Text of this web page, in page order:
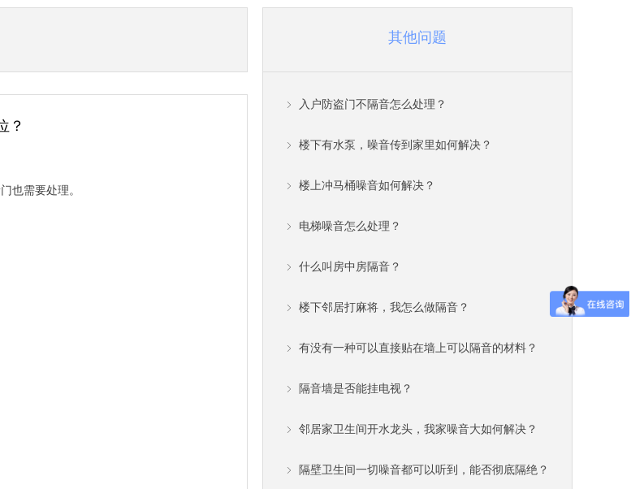
？
也需要处理。
其他问题
ꁇ 入户防盗门不隔音怎么处理？
ꁇ 楼下有水泵，噪音传到家里如何解决？
ꁇ 楼上冲马桶噪音如何解决？
ꁇ 电梯噪音怎么处理？
ꁇ 什么叫房中房隔音？
ꁇ 楼下邻居打麻将，我怎么做隔音？
ꁇ 有没有一种可以直接贴在墙上可以隔音的材料？
ꁇ 隔音墙是否能挂电视？
ꁇ 邻居家卫生间开水龙头，我家噪音大如何解决？
ꁇ 隔壁卫生间一切噪音都可以听到，能否彻底隔绝？